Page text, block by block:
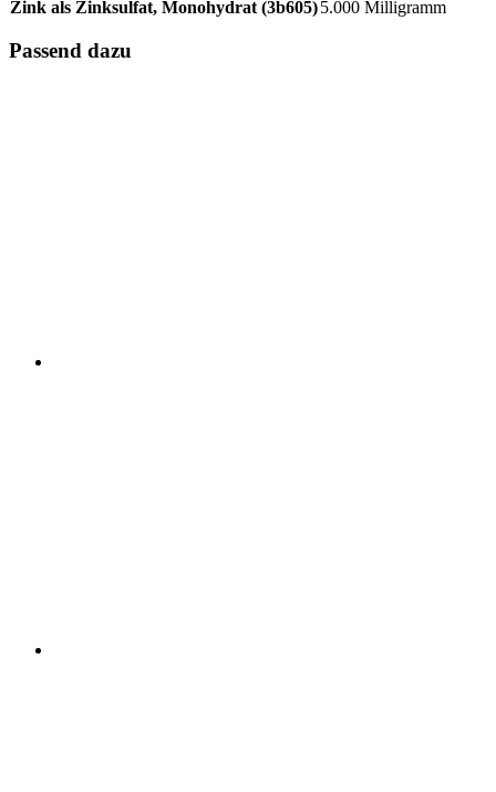
Zink als Zinksulfat, Monohydrat (3b605)5.000 Milligramm
Passend dazu